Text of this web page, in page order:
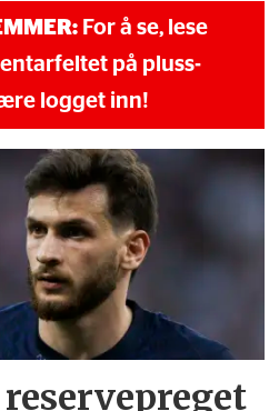
For å se, lese
på pluss-
logget inn!